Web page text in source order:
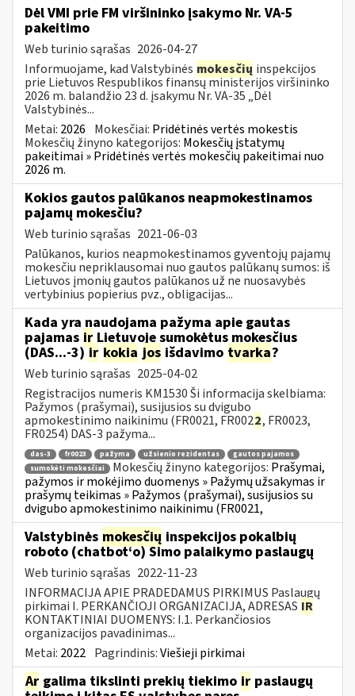
Dėl VMI prie FM viršininko įsakymo Nr. VA-5
pakeitimo
Web turinio sąrašas 2026-04-27
Informuojame, kad Valstybinės mokesčių inspekcijos
prie Lietuvos Respublikos finansų ministerijos viršininko
2026 m. balandžio 23 d. įsakymu Nr. VA-35 „Dėl
Valstybinės...
Metai: 2026 Mokesčiai: Pridėtinės vertės mokestis
Mokesčių žinyno kategorijos: Mokesčių įstatymų
pakeitimai » Pridėtinės vertės mokesčių pakeitimai nuo
2026 m.
Kokios gautos palūkanos neapmokestinamos
pajamų mokesčiu?
Web turinio sąrašas 2021-06-03
Palūkanos, kurios neapmokestinamos gyventojų pajamų
mokesčiu nepriklausomai nuo gautos palūkanų sumos: iš
Lietuvos įmonių gautos palūkanos už ne nuosavybės
vertybinius popierius pvz., obligacijas...
Kada yra naudojama pažyma apie gautas
pajamas ir Lietuvoje sumokėtus mokesčius
(DAS...-3)ir kokia jos išdavimo tvarka?
Web turinio sąrašas 2025-04-02
Registracijos numeris KM1530 Ši informacija skelbiama:
Pažymos (prašymai), susijusios su dvigubo
apmokestinimo naikinimu (FR0021, FR0022, FR0023,
FR0254) DAS-3 pažyma...
das-3 fr0023 pažyma užsienio rezidentas
gautos pajamos
sumokėti mokesčiai
Mokesčių žinyno kategorijos: Prašymai,
pažymos ir mokėjimo duomenys » Pažymų užsakymas ir
prašymų teikimas » Pažymos (prašymai), susijusios su
dvigubo apmokestinimo naikinimu (FR0021,
Valstybinės mokesčių inspekcijos pokalbių
roboto (chatbot‘o) Simo palaikymo paslaugų
Web turinio sąrašas 2022-11-23
INFORMACIJA APIE PRADEDAMUS PIRKIMUS Paslaugų
pirkimai I. PERKANČIOJI ORGANIZACIJA, ADRESAS IR
KONTAKTINIAI DUOMENYS: I.1. Perkančiosios
organizacijos pavadinimas...
Metai: 2022 Pagrindinis:Viešieji pirkimai
Ar galima tikslinti prekių tiekimo ir paslaugų